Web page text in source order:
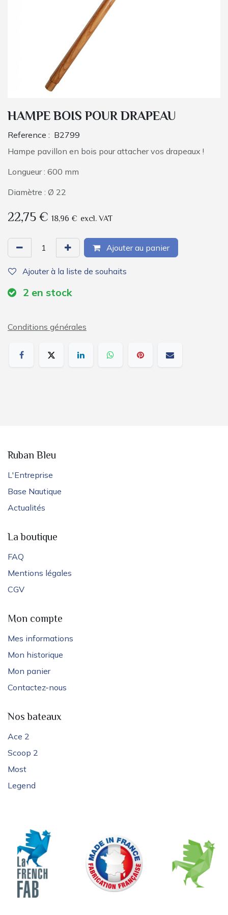
HAMPE BOIS POUR DRAPEAU
Reference : B2799
Hampe pavillon en bois pour attacher vos drapeaux !
Longueur : 600 mm
Diamètre : Ø 22
22,75€ 18,96 € excl. VAT
Ajouter au panier
Ajouter à la liste de souhaits
2 en stock
Conditions générales
Ruban Bleu
L'Entreprise
Base Nautique
Actualités
La boutique
FAQ
Mentions légales
CGV
Mon compte
Mes informations
Mon historique
Mon panier
Contactez-nous
Nos bateaux
Ace 2
Scoop 2
Most
Legend